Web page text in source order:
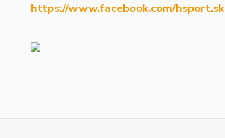
https://www.facebook.com/hsport.sk